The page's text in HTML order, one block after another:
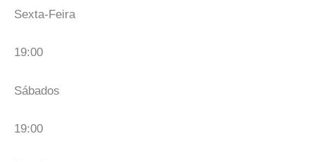
Sexta-Feira
19:00
Sábados
19:00